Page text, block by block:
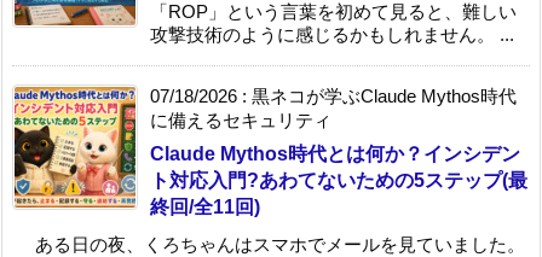
「ROP」という言葉を初めて見ると、難しい
攻撃技術のように感じるかもしれません。 ...
07/18/2026 : 黒ネコが学ぶClaude Mythos時代
に備えるセキュリティ
Claude Mythos時代とは何か？インシデン
ト対応入門?あわてないための5ステップ(最
終回/全11回)
ある日の夜、くろちゃんはスマホでメールを見ていました。